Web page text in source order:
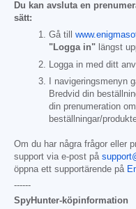
Du kan avsluta en
sätt:
Gå till
"Logga in" längst
Logga in med ditt
I navigeringsmenyn
Bredvid din
din prenumeration
beställningar/
Om du har några frågor eller
support via e-post på
öppna ett supportärende på
------
SpyHunter-köpinformation